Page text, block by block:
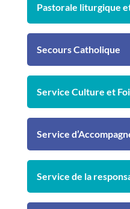
Pastorale liturgique
Secours Catholique
Service Culture et Foi
Service
Service de la